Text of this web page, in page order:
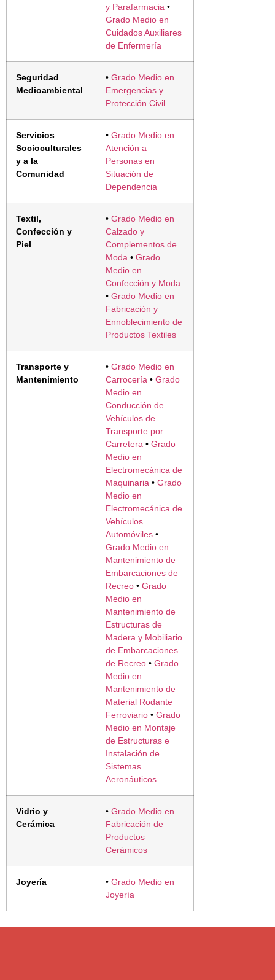
y Parafarmacia •
Grado Medio en
Cuidados Auxiliares
de Enfermería
Seguridad
Medioambiental
• Grado Medio en
Emergencias y
Protección Civil
Servicios
Socioculturales
y a la
Comunidad
• Grado Medio en
Atención a
Personas en
Situación de
Dependencia
Textil,
Confección y
Piel
• Grado Medio en
Calzado y
Complementos de
Moda • Grado
Medio en
Confección y Moda
• Grado Medio en
Fabricación y
Ennoblecimiento de
Productos Textiles
Transporte y
Mantenimiento
• Grado Medio en
Carrocería • Grado
Medio en
Conducción de
Vehículos de
Transporte por
Carretera • Grado
Medio en
Electromecánica de
Maquinaria • Grado
Medio en
Electromecánica de
Vehículos
Automóviles •
Grado Medio en
Mantenimiento de
Embarcaciones de
Recreo • Grado
Medio en
Mantenimiento de
Estructuras de
Madera y Mobiliario
de Embarcaciones
de Recreo • Grado
Medio en
Mantenimiento de
Material Rodante
Ferroviario • Grado
Medio en Montaje
de Estructuras e
Instalación de
Sistemas
Aeronáuticos
Vidrio y
Cerámica
• Grado Medio en
Fabricación de
Productos
Cerámicos
Joyería • Grado Medio en
Joyería